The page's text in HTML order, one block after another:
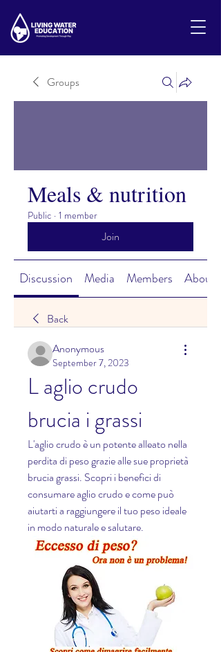
Groups
Meals & nutrition
Public · 1 member
Join
Discussion Media Members About
Back
Anonymous
September 7, 2023
L aglio crudo
brucia i grassi
L'aglio crudo è un potente alleato nella
perdita di peso grazie alle sue proprietà
brucia grassi. Scopri i benefici di
consumare aglio crudo e come può
aiutarti a raggiungere il tuo peso ideale
in modo naturale e salutare.